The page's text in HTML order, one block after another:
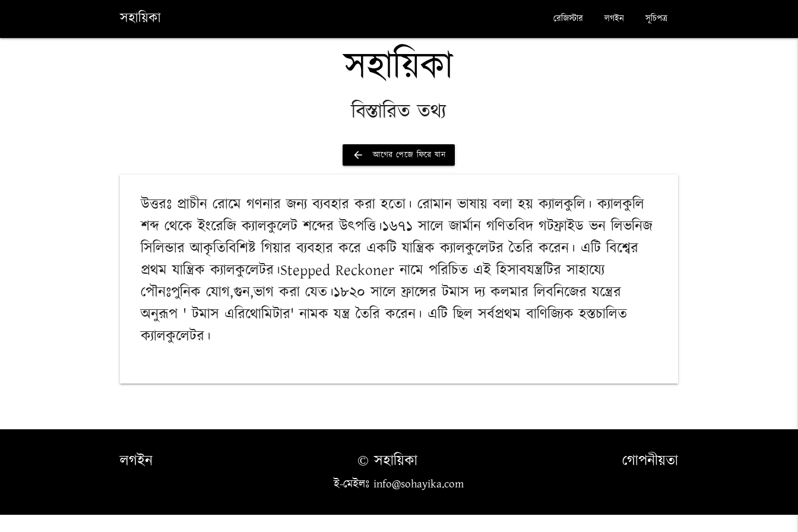
সহায়িকা সূচিপত্র
লগইন
রেজিস্টার
সহায়িকা
বিস্তারিত তথ্য
arrow_back আগের পেজে ফিরে যান
উত্তরঃ প্রাচীন রোমে গণনার জন্য ব্যবহার করা হতো। রোমান ভাষায় বলা হয় ক্যালকুলি। ক্যালকুলি
শব্দ থেকে ইংরেজি ক্যালকুলেট শব্দের উৎপত্তি।১৬৭১ সালে জার্মান গণিতবিদ গটফ্রাইড ভন লিভনিজ
সিলিন্ডার আকৃতিবিশিষ্ট গিয়ার ব্যবহার করে একটি যান্ত্রিক ক্যালকুলেটর তৈরি করেন। এটি বিশ্বের
প্রথম যান্ত্রিক ক্যালকুলেটর।Stepped Reckoner নামে পরিচিত এই হিসাবযন্ত্রটির সাহায্যে
পৌনঃপুনিক যোগ,গুন,ভাগ করা যেত।১৮২০ সালে ফ্রান্সের টমাস দ্য কলমার লিবনিজের যন্ত্রের
অনুরূপ ' টমাস এরিথোমিটার' নামক যন্ত্র তৈরি করেন। এটি ছিল সর্বপ্রথম বাণিজ্যিক হস্তচালিত
ক্যালকুলেটর।
লগইন গোপনীয়তা
© সহায়িকা
ই-মেইলঃ info@sohayika.com